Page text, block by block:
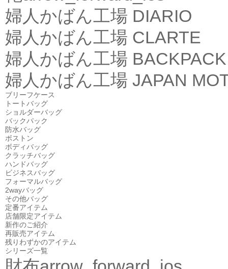
婦人かばん工場 DIARIO
婦人かばん工場 CLARTE
婦人かばん工場 BACKPACK
婦人かばん工場 JAPAN
ブリーフケース
トートバッグ
ショルダーバッグ
バックパック
防水バッグ
ボストン
ボディバッグ
クラッチバッグ
ハンドバッグ
ビジネスバッグ
フォーマルバッグ
2wayバッグ
その他バッグ
定番アイテム
店舗限定アイテム
新作のご紹介
再販売アイテム
残りわずかのアイテム
シリーズ一覧